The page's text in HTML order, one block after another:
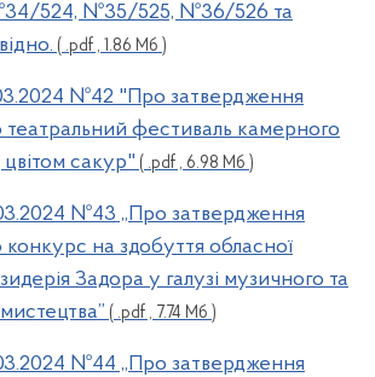
524, №35/525, №36/526 та
( .pdf , 1.86 Мб )
№42 "Про затвердження
фестиваль камерного
сакур" ( .pdf , 6.98 Мб )
№43 „Про затвердження
на здобуття обласної
Задора у галузі музичного та
( .pdf , 7.74 Мб )
№44 „Про затвердження